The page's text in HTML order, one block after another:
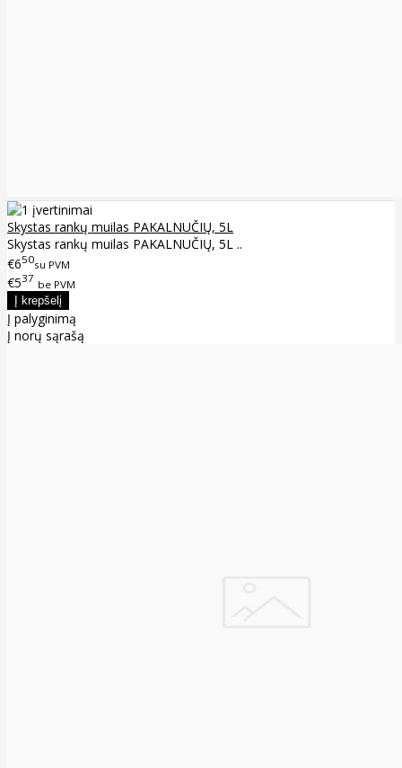
Skystas rankų muilas PAKALNUČIŲ, 5L
Skystas rankų muilas PAKALNUČIŲ, 5L ..
€650su PVM
€537 be PVM
Į palyginimą
Į norų sąrašą